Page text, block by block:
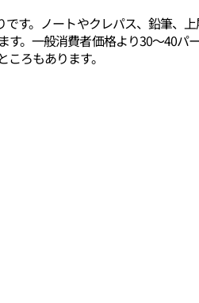
す。ノートやクレパス、鉛筆、
。一般消費者価格より30～40
ろもあります。